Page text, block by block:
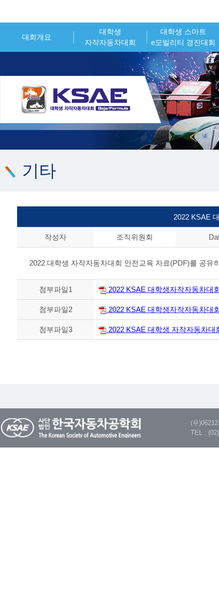
대회개요
대회소개
시상내역
조직위원회
대회 운영 오피셜
대학생
자작자동차대회
대회일정
참가신청
시상내역
대학생 스마트
e모빌리티 경진대회
대회개요
대회일정
참가신청
시상내역
참가팀 엔트리
기타
2022 KSAE
작성자 조직위원회
2022 대학생 자작자동차대회 안전교육 자료(PDF)를 공유
첨부파일1 2022 KSAE 대학생자작자동차대
첨부파일2 2022 KSAE 대학생자작자동차대
첨부파일3 2022 KSAE 대학생 자작자동차대
(우
TEL :